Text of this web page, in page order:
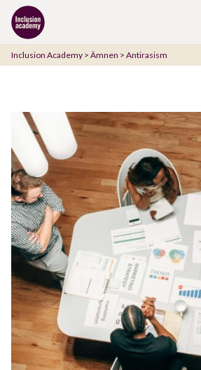
till
innehåll
Inclusion Academy > Ämnen > Antirasism